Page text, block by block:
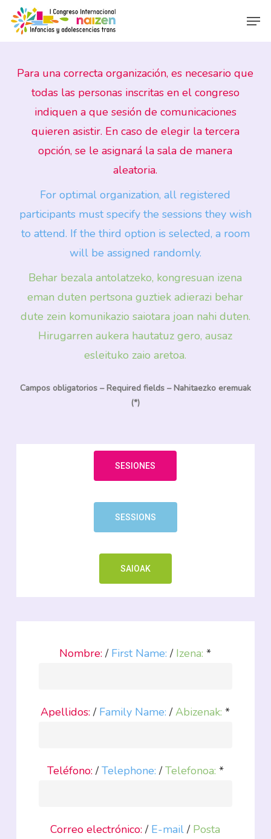
Skip
contentPara una correcta organización, es necesario que
todas las personas inscritas en el congreso
indiquen a que sesión de comunicaciones
quieren asistir. En caso de elegir la tercera
opción, se le asignará la sala de manera
aleatoria.
For optimal organization, all registered
participants must specify the sessions they wish
to attend. If the third option is selected, a room
will be assigned randomly.
Behar bezala antolatzeko, kongresuan izena
eman duten pertsona guztiek adierazi behar
dute zein komunikazio saiotara joan nahi duten.
Hirugarren aukera hautatuz gero, ausaz
esleituko zaio aretoa.
Campos obligatorios – Required fields – Nahitaezko eremuak
(*)
SESIONES
SESSIONS
SAIOAK
Nombre: / First Name: / Izena: *
Apellidos: / Family Name: /Abizenak: *
Teléfono:/Telephone: /Telefonoa: *
Correo electrónico: / E-mail/ Posta